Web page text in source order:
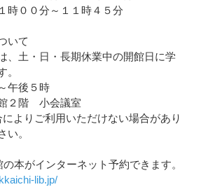
時００分～１１時４５分
いて
、土・日・長期休業中の開館日に学
。
午後５時
２階 小会議室
よりご利用いただけない場合があり
い。
本がインターネット予約できます。
lib.jp/